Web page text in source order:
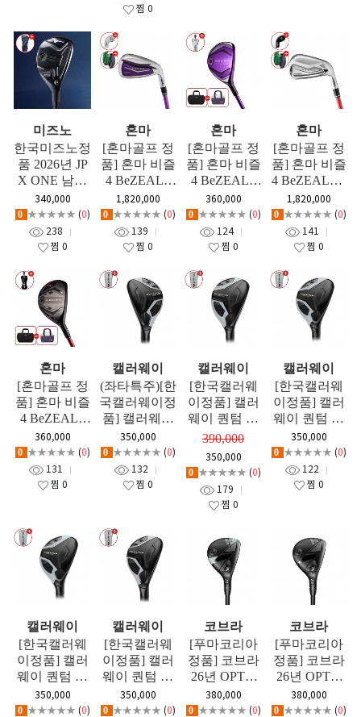
찜 0
미즈노
한국미즈노정
품 2026년 JP
X ONE 남성
유틸리티 GF
340,000
0 ★★★★★ (0)
238
찜 0
혼마
[혼마골프 정
품] 혼마 비즐
4 BeZEAL4
여성용 7I(6-S
W) 아이언세
트 GF
1,820,000
0 ★★★★★ (0)
139
찜 0
혼마
[혼마골프 정
품] 혼마 비즐
4 BeZEAL4
여성용 유틸
리티 GF
360,000
0 ★★★★★ (0)
124
찜 0
혼마
[혼마골프 정
품] 혼마 비즐
4 BeZEAL4 8
I(5-SW) 아이
언세트 GF
1,820,000
0 ★★★★★ (0)
141
찜 0
혼마
[혼마골프 정
품] 혼마 비즐
4 BeZEAL4
유틸리티 GF
360,000
0 ★★★★★ (0)
131
찜 0
캘러웨이
(좌타특주)[한
국캘러웨이정
품] 캘러웨이
퀀텀 맥스(Q
UANTUM M
AX) 남성 유
틸리티 GF
350,000
0 ★★★★★ (0)
132
찜 0
캘러웨이
[한국캘러웨
이정품] 캘러
웨이 퀀텀 맥
스 OS(QUAN
TUM MAX O
S) 남성 유틸
리티 GF
390,000
350,000
0 ★★★★★ (0)
179
찜 0
캘러웨이
[한국캘러웨
이정품] 캘러
웨이 퀀텀 맥
스패스트(QU
ANTUM MA
X FAST) 여성
유틸리티 GF
350,000
0 ★★★★★ (0)
122
찜 0
캘러웨이
[한국캘러웨
이정품] 캘러
웨이 퀀텀 맥
스패스트(QU
ANTUM MA
350,000
0 ★★★★★ (0)
캘러웨이
[한국캘러웨
이정품] 캘러
웨이 퀀텀 맥
스(QUANTU
M MAX) 남
350,000
0 ★★★★★ (0)
코브라
[푸마코리아
정품] 코브라
26년 OPTM
여성용 유틸
리티 L강도 G
380,000
0 ★★★★★ (0)
코브라
[푸마코리아
정품] 코브라
26년 OPTM
유틸리티 GF
380,000
0 ★★★★★ (0)